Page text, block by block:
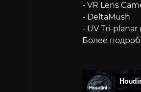
- VR Lens
- DeltaMush
- UV Tri-
Более